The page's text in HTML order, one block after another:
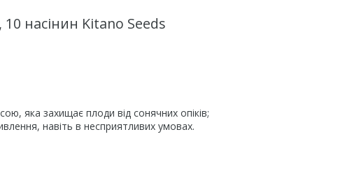
насінин Kitano Seeds
яка захищає плоди від сонячних опіків;
навіть в несприятливих умовах.